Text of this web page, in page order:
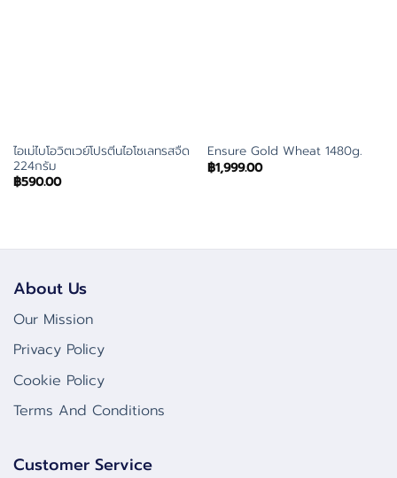
ไอเม่ไบโอวิตเวย์โปรตีนไอโซเลทรสจืด
224กรัม
฿590.00
Ensure Gold Wheat 1480g.
฿1,999.00
About Us
Our Mission
Privacy Policy
Cookie Policy
Terms And Conditions
Customer Service